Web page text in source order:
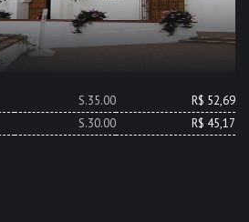
S.35.00
R$ 52,69
S.30.00 R$ 45,17